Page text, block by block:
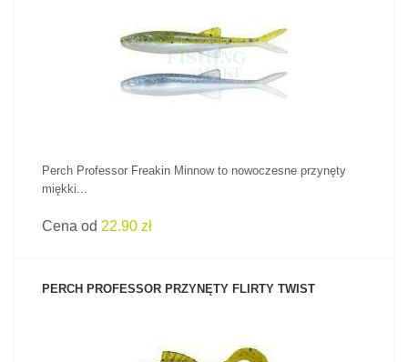
ZOBACZ PRODUKT
Perch Professor Freakin Minnow to nowoczesne przynęty
miękki...
Cena od 22.90 zł
PERCH PROFESSOR PRZYNĘTY FLIRTY TWIST